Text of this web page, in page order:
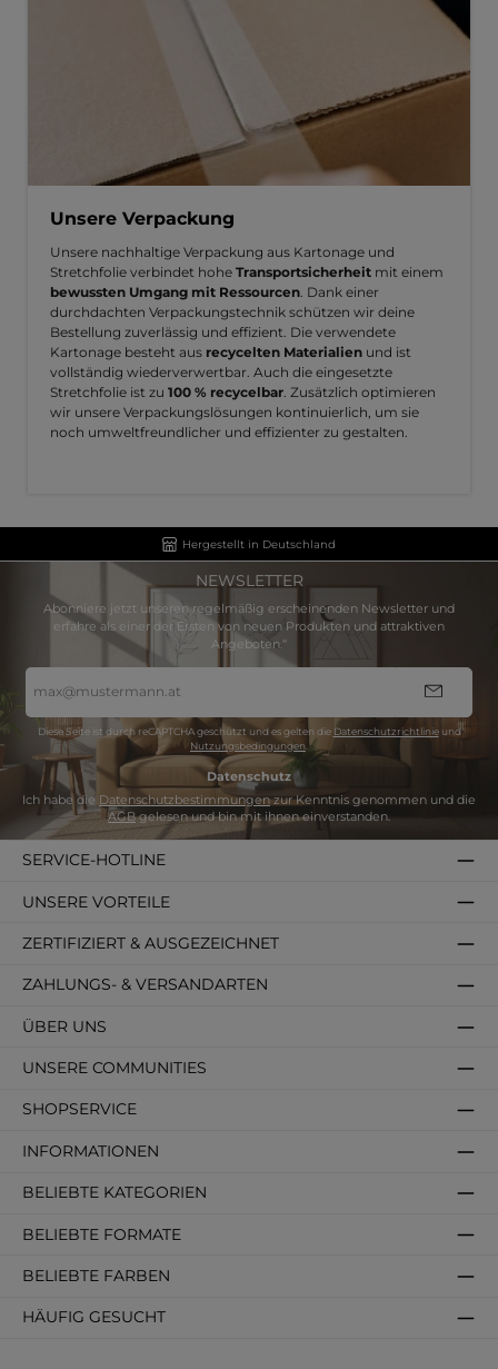
Unsere Verpackung
Unsere nachhaltige Verpackung aus Kartonage und
Stretchfolie verbindet hohe Transportsicherheit mit einem
bewussten Umgang mit Ressourcen. Dank einer
durchdachten Verpackungstechnik schützen wir deine
Bestellung zuverlässig und effizient. Die verwendete
Kartonage besteht aus recycelten Materialien und ist
vollständig wiederverwertbar. Auch die eingesetzte
Stretchfolie ist zu 100 % recycelbar. Zusätzlich optimieren
wir unsere Verpackungslösungen kontinuierlich, um sie
noch umweltfreundlicher und effizienter zu gestalten.
Hergestellt in Deutschland
NEWSLETTER
Abonniere jetzt unseren regelmäßig erscheinenden Newsletter und
erfahre als einer der Ersten von neuen Produkten und attraktiven
Angeboten.“
Mail-
Adresse
Diese Seite ist durch reCAPTCHA geschützt und es gelten die Datenschutzrichtlinieund
Nutzungsbedingungen.
Datenschutz
Ich habe die Datenschutzbestimmungenzur Kenntnis genommen und die
AGBgelesen und bin mit ihnen einverstanden.
SERVICE-HOTLINE
SHOPSERVICE
INFORMATIONEN
BELIEBTE KATEGORIEN
BELIEBTE FORMATE
BELIEBTE FARBEN
HÄUFIG GESUCHT
ZAHLUNGS- & VERSANDARTEN
ÜBER UNS
ZERTIFIZIERT & AUSGEZEICHNET
UNSERE VORTEILE
UNSERE COMMUNITIES